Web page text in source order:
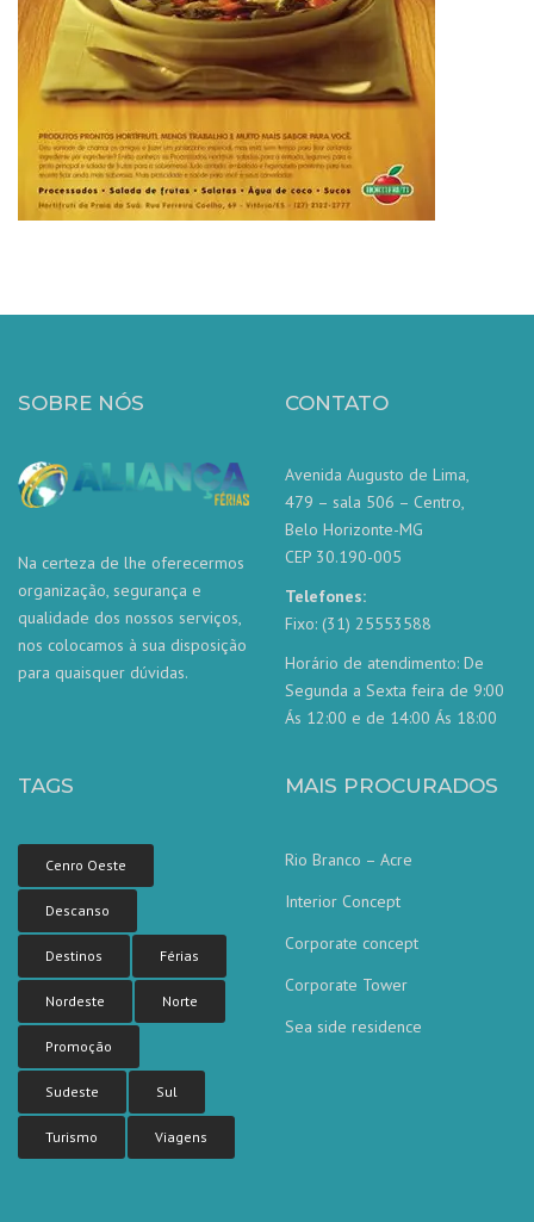
SOBRE NÓS
Na certeza de lhe oferecermos
organização, segurança e
qualidade dos nossos serviços,
nos colocamos à sua disposição
para quaisquer dúvidas.
CONTATO
Avenida Augusto de Lima,
479 – sala 506 – Centro,
Belo Horizonte-MG
CEP 30.190-005
Telefones:
Fixo: (31) 25553588
Horário de atendimento: De
Segunda a Sexta feira de 9:00
Ás 12:00 e de 14:00 Ás 18:00
TAGS
Cenro Oeste
Descanso
Destinos Férias
Nordeste Norte
Promoção
Sudeste Sul
Turismo Viagens
MAIS PROCURADOS
Rio Branco – Acre
Interior Concept
Corporate concept
Corporate Tower
Sea side residence
Nossa equipe de atendimento ao